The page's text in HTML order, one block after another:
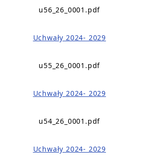
u56_26_0001.pdf
Uchwały 2024- 2029
u55_26_0001.pdf
Uchwały 2024- 2029
u54_26_0001.pdf
Uchwały 2024- 2029